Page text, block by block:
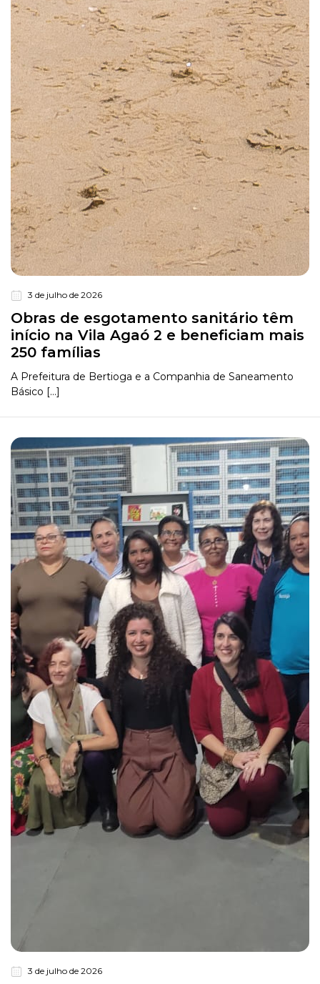
3 de julho de 2026
Obras de esgotamento sanitário têm
início na Vila Agaó 2 e beneficiam mais
250 famílias
A Prefeitura de Bertioga e a Companhia de Saneamento
Básico [...]
3 de julho de 2026